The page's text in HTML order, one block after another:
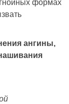
формах
ангины,